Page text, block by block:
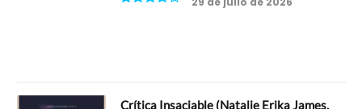
Crítica Insaciable (Natalie Erika James,